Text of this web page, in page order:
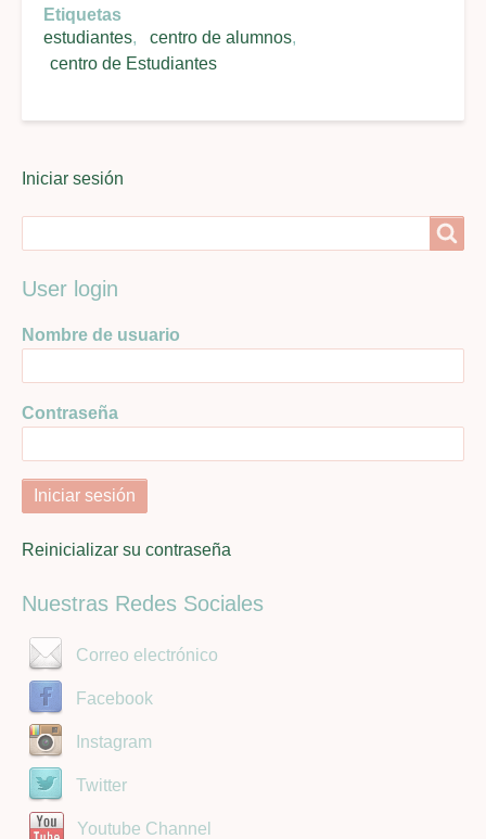
Etiquetas
estudiantes
centro de alumnos
centro de Estudiantes
User
menu
Iniciar sesión
User login
Nombre de usuario
Contraseña
Reinicializar su contraseña
Nuestras Redes Sociales
Correo electrónico
Facebook
Instagram
Twitter
Youtube Channel